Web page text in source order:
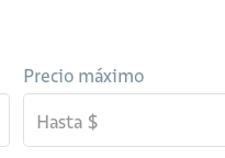
Precio máximo